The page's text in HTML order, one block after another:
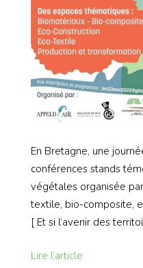
En Bretagne, une
conférences stands
végétales organisée par
textile, bio-composite,
[ Et si l’avenir des
Lire l’article